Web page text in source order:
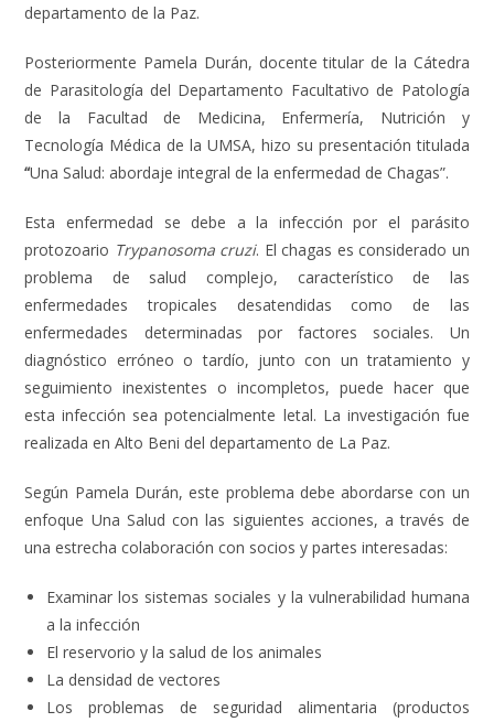
departamento de la Paz.
Posteriormente Pamela Durán, docente titular de la Cátedra
de Parasitología del Departamento Facultativo de Patología
de la Facultad de Medicina, Enfermería, Nutrición y
Tecnología Médica de la UMSA, hizo su presentación titulada
“Una Salud: abordaje integral de la enfermedad de Chagas”.
Esta enfermedad se debe a la infección por el parásito
protozoario Trypanosoma cruzi. El chagas es considerado un
problema de salud complejo, característico de las
enfermedades tropicales desatendidas como de las
enfermedades determinadas por factores sociales. Un
diagnóstico erróneo o tardío, junto con un tratamiento y
seguimiento inexistentes o incompletos, puede hacer que
esta infección sea potencialmente letal. La investigación fue
realizada en Alto Beni del departamento de La Paz.
Según Pamela Durán, este problema debe abordarse con un
enfoque Una Salud con las siguientes acciones, a través de
una estrecha colaboración con socios y partes interesadas:
Examinar los sistemas sociales y la vulnerabilidad humana
a la infección
El reservorio y la salud de los animales
La densidad de vectores
Los problemas de seguridad alimentaria (productos